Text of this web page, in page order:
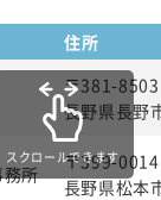
住所
〒381-8503
長野県長野
所
〒399-0014
長野県松本
スクロールできます